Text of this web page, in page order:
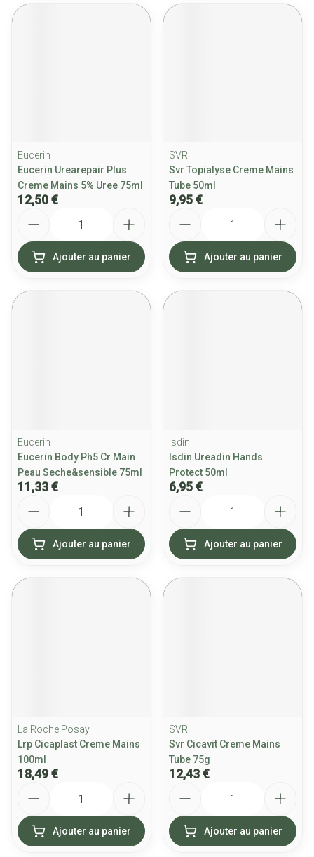
Eucerin
Eucerin Urearepair Plus
Creme Mains 5% Uree 75ml
12,50 €
Ajouter au panier
SVR
Svr Topialyse Creme Mains
Tube 50ml
9,95 €
Ajouter au panier
Eucerin
Eucerin Body Ph5 Cr Main
Peau Seche&sensible 75ml
11,33 €
Ajouter au panier
Isdin
Isdin Ureadin Hands
Protect 50ml
6,95 €
Ajouter au panier
La Roche Posay
Lrp Cicaplast Creme Mains
100ml
18,49 €
Ajouter au panier
SVR
Svr Cicavit Creme Mains
Tube 75g
12,43 €
Ajouter au panier